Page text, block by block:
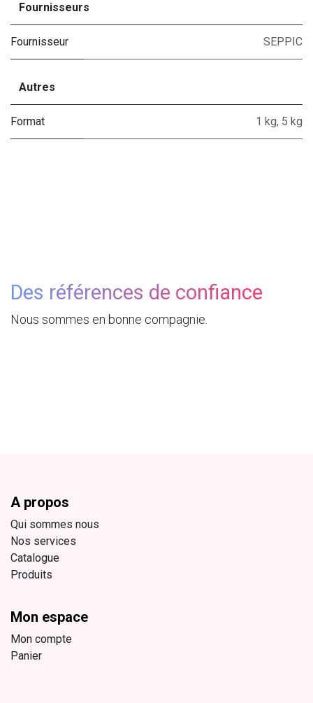
Fournisseurs
Fournisseur SEPPIC
Autres
Format 1 kg, 5 kg
Des références de confiance
Nous sommes en bonne compagnie.
A propos
Qui sommes nous
Nos services
Catalogue
Produits
Mon espace
Mon compte
Panier